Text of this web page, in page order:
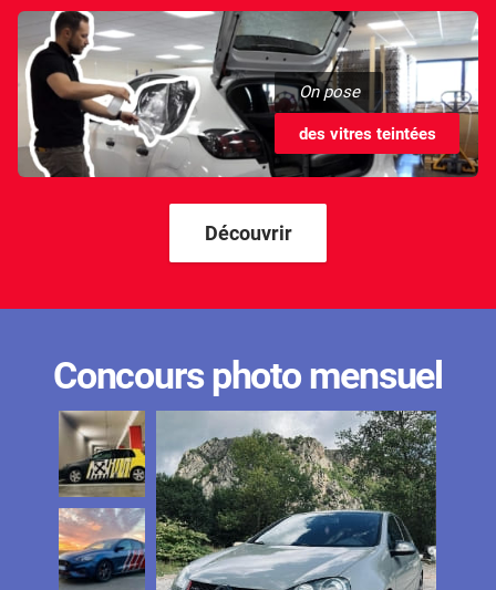
On pose
des vitres teintées
Découvrir
Concours photo mensuel